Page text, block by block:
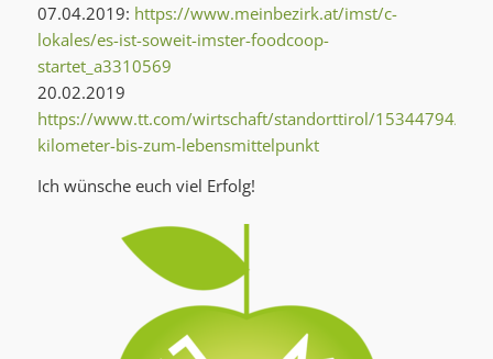
07.04.2019: https://www.meinbezirk.at/imst/c-
lokales/es-ist-soweit-imster-foodcoop-
startet_a3310569
20.02.2019
https://www.tt.com/wirtschaft/standorttirol/15344794/
kilometer-bis-zum-lebensmittelpunkt
Ich wünsche euch viel Erfolg!